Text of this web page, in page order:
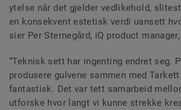
ytelse når det gjelder vedlikehold,
en konsekvent estetisk verdi uansett
sier Per Sternegård, iQ product
“Teknisk sett har ingenting endret seg.
produsere gulvene sammen med
fantastisk. Det var tett samarbeid
utforske hvor langt vi kunne strekke